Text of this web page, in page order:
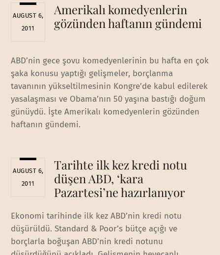
AUGUST 6,
2011
Amerikalı komedyenlerin
gözünden haftanın gündemi
ABD’nin gece şovu komedyenlerinin bu hafta en çok
şaka konusu yaptığı gelişmeler, borçlanma
tavanının yükseltilmesinin Kongre’de kabul edilerek
yasalaşması ve Obama’nın 50 yaşına bastığı doğum
günüydü. İşte Amerikalı komedyenlerin gözünden
haftanın gündemi.
AUGUST 6,
2011
Tarihte ilk kez kredi notu
düşen ABD, ‘kara
Pazartesi’ne hazırlanıyor
Ekonomi tarihinde ilk kez ABD’nin kredi notu
düşürüldü. Standard & Poor’s bütçe açığı ve
borçlarla boğuşan ABD’nin kredi notunu